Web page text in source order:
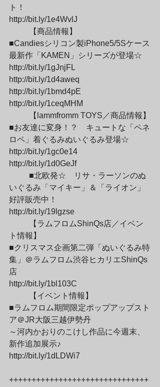
ト！
http://bit.ly/1e4WvlJ
■Candiesシリコン製iPhone5/5Sケース
最新作「KAMEN」シリーズが登場☆
http://bit.ly/1gJnjFL
http://bit.ly/1d4aweq
http://bit.ly/1bmd4pE
http://bit.ly/1ceqMHM
■お友達に変身！？　キュートな「ペネ
ロペ」着ぐるみぬいぐるみ登場☆
http://bit.ly/1gc0e14
http://bit.ly/1d0GeJf
いぐるみ「マイキー」＆「ライオン」
好評販売中！
http://bit.ly/19lgzse
ト情報】
■クリスマス企画第二弾「ぬいぐるみ特
集」＠ラムフロム渋谷ヒカリエShinQs
店
http://bit.ly/1bl103C
■ラムフロム期間限定ポップアップスト
ア＠JR大阪三越伊勢丹
～河内かおりのこけし作品に今週末、
新作追加展示♪
http://bit.ly/1dLDWi7
+++++++++++++++++++++++++++++++